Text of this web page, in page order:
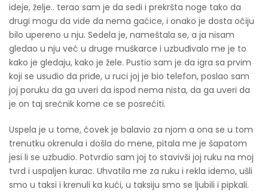
ideje, želje.. terao sam je da sedi i prekršta noge tako da
drugi mogu da vide da nema gaćice, i onako je dosta očiju
bilo upereno u nju. Sedela je, nameštala se, a ja nisam
gledao u nju već u druge muškarce i uzbuđivalo me je to
kako je gledaju, kako je žele. Pustio sam je da igra sa prvim
koji se usudio da priđe, u ruci joj je bio telefon, poslao sam
joj poruku da ga uveri da ispod nema nista, da ga uveri da
je on taj srećnik kome ce se posrećiti.
Uspela je u tome, čovek je balavio za njom a ona se u tom
trenutku okrenula i došla do mene, pitala me je šapatom
jesi li se uzbudio. Potvrdio sam joj to stavivši joj ruku na moj
tvrd i uspaljen kurac. Uhvatila me za ruku i rekla idemo, ušli
smo u taksi i krenuli ka kući, u taksiju smo se ljubili i pipkali.